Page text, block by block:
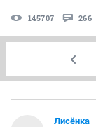
145707 266
Лисёнка